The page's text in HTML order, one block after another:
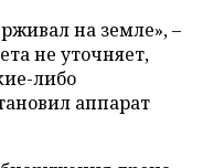
на земле», –
не уточняет,
либо
аппарат